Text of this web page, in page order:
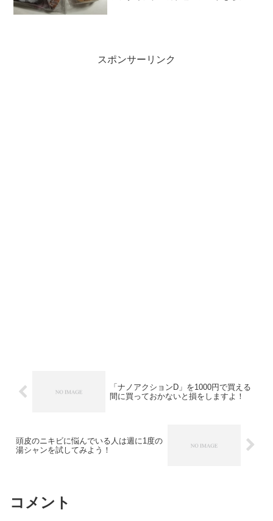
スポンサーリンク
「ナノアクションD」を1000円で買える
間に買っておかないと損をしますよ！
頭皮のニキビに悩んでいる人は週に1度の
湯シャンを試してみよう！
コメント